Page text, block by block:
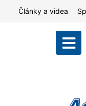
Články a videa